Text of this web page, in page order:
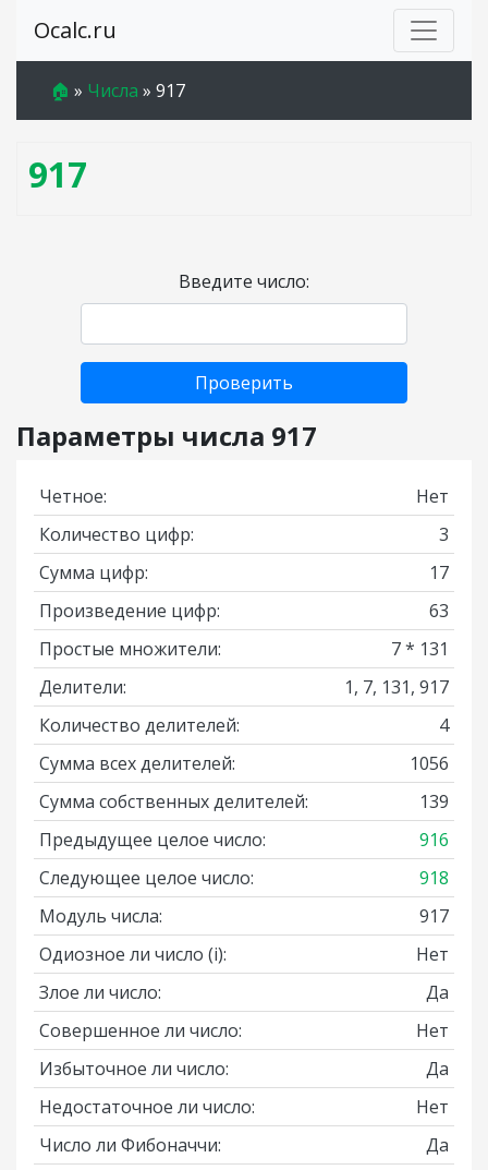
Ocalc.ru
🏠 » Числа » 917
917
Введите число:
Проверить
Параметры числа 917
Четное:
Нет
Количество цифр:
3
Сумма цифр:
17
Произведение цифр:
63
Простые множители:
7 * 131
Делители:
1, 7, 131, 917
Количество делителей:
4
Сумма всех делителей:
1056
Сумма собственных делителей:
139
Предыдущее целое число:
916
Следующее целое число:
918
Модуль числа:
917
Одиозное ли число (i):
Нет
Злое ли число:
Да
Совершенное ли число:
Нет
Избыточное ли число:
Да
Недостаточное ли число:
Нет
Число ли Фибоначчи:
Да